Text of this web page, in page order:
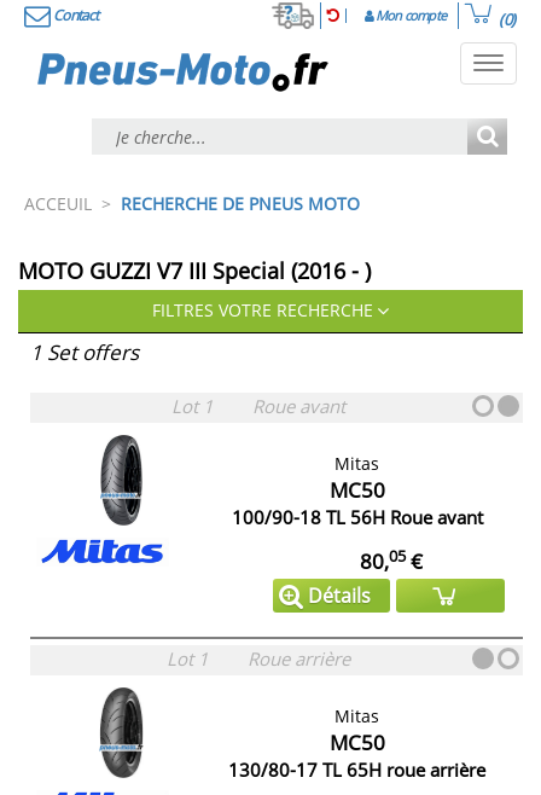
Contact Mon compte (0)
ACCEUIL > RECHERCHE DE PNEUS MOTO
MOTO GUZZI V7 III Special (2016 - )
FILTRES VOTRE RECHERCHE
1 Set offers
Lot 1 Roue avant
Mitas
MC50
100/90-18 TL 56H Roue avant
80,05€
Détails
Lot 1 Roue arrière
Mitas
MC50
130/80-17 TL 65H roue arrière